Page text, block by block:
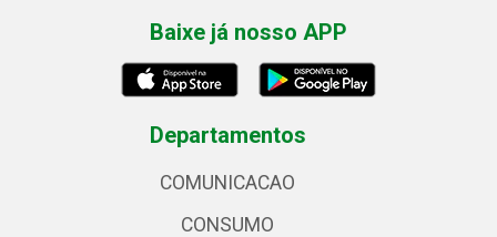
Baixe já nosso APP
Departamentos
COMUNICACAO
CONSUMO